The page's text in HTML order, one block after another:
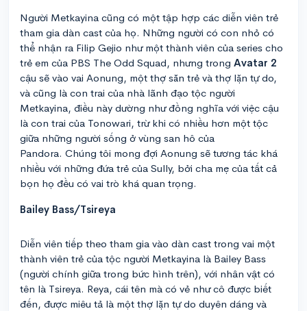
Người Metkayina cũng có một tập hợp các diễn viên trẻ
tham gia dàn cast của họ. Những người có con nhỏ có
thể nhận ra Filip Gejio như một thành viên của series cho
trẻ em của PBS The Odd Squad, nhưng trong Avatar 2
cậu sẽ vào vai Aonung, một thợ săn trẻ và thợ lặn tự do,
và cũng là con trai của nhà lãnh đạo tộc người
Metkayina, điều này dường như đồng nghĩa với việc cậu
là con trai của Tonowari, trừ khi có nhiều hơn một tộc
giữa những người sống ở vùng san hô của
Pandora. Chúng tôi mong đợi Aonung sẽ tương tác khá
nhiều với những đứa trẻ của Sully, bởi cha mẹ của tất cả
bọn họ đều có vai trò khá quan trọng.
Bailey Bass/Tsireya
Diễn viên tiếp theo tham gia vào dàn cast trong vai một
thành viên trẻ của tộc người Metkayina là Bailey Bass
(người chính giữa trong bức hình trên), với nhân vật có
tên là Tsireya. Reya, cái tên mà có vẻ như cô được biết
đến, được miêu tả là một thợ lặn tự do duyên dáng và